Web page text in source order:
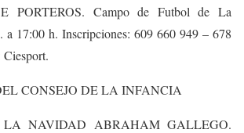
PORTEROS. Campo de Futbol de La
a 17:00 h. Inscripciones: 609 660 949 – 678
CONSEJO DE LA INFANCIA
NAVIDAD ABRAHAM GALLEGO.